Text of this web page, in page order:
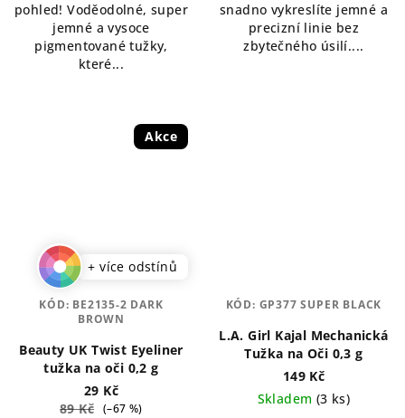
pohled! Voděodolné, super
jemné a vysoce
pigmentované tužky,
které...
snadno vykreslíte jemné a
precizní linie bez
zbytečného úsilí....
Akce
+ více odstínů
Beauty UK Twist Eyeliner
tužka na oči 0,2 g
29 Kč
89 Kč (–67 %)
KÓD: BE2135-2 DARK
BROWN
L.A. Girl Kajal Mechanická
Tužka na Oči 0,3 g
149 Kč
Skladem (3 ks)
KÓD: GP377 SUPER BLACK